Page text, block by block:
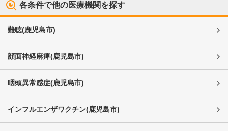
各条件で他の医療機関を探す
難聴(鹿児島市)
顔面神経麻痺(鹿児島市)
咽頭異常感症(鹿児島市)
インフルエンザワクチン(鹿児島市)